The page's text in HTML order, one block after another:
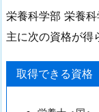
栄養科学部 栄養
主に次の資格が得
取得できる資格